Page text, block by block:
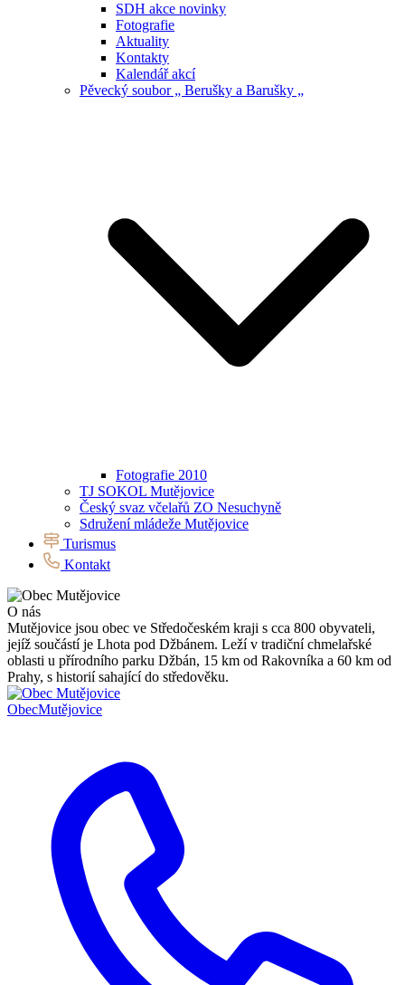
SDH akce novinky
Fotografie
Aktuality
Kontakty
Kalendář akcí
Pěvecký soubor „ Berušky a Barušky „
Fotografie 2010
TJ SOKOL Mutějovice
Český svaz včelařů ZO Nesuchyně
Sdružení mládeže Mutějovice
Turismus
Kontakt
O nás
Mutějovice jsou obec ve Středočeském kraji s cca 800 obyvateli,
jejíž součástí je Lhota pod Džbánem. Leží v tradiční chmelařské
oblasti u přírodního parku Džbán, 15 km od Rakovníka a 60 km od
Prahy, s historií sahající do středověku.
ObecMutějovice